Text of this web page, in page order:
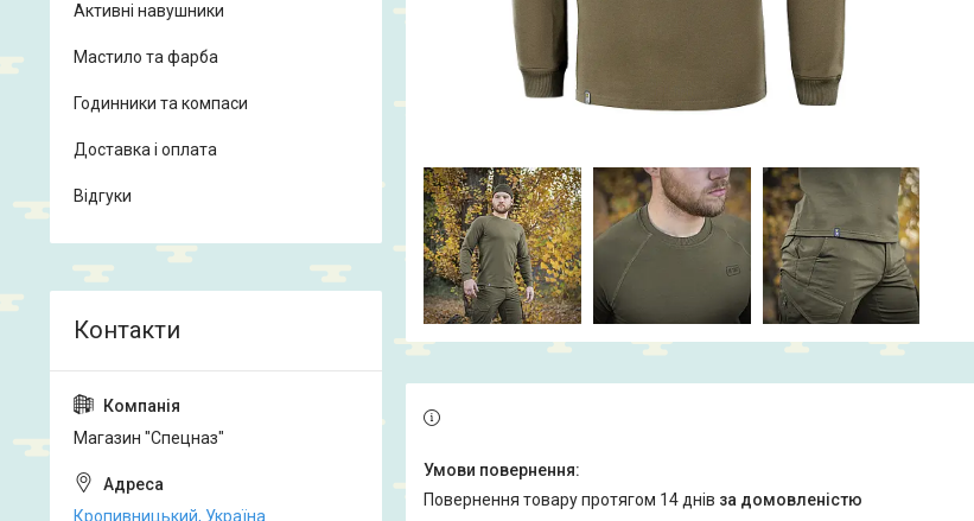
повернення товару протягом 14 днів за домовленістю
Активні навушники
Мастило та фарба
Годинники та компаси
Доставка і оплата
Відгуки
Магазин "Спецназ"
Кропивницький, Україна